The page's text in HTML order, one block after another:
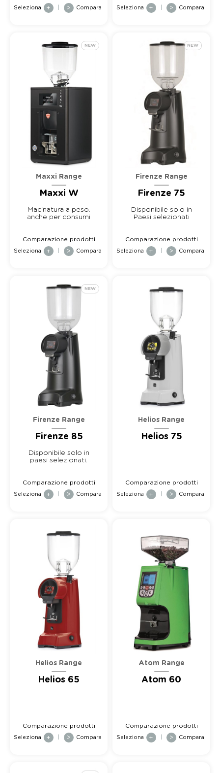
Seleziona + > Compara Seleziona + > Compara
NEW
Maxxi Range
Maxxi W
Macinatura a peso,
anche per consumi
Comparazione prodotti
Seleziona + > Compara
NEW
Firenze Range
Firenze 75
Disponibile solo in
Paesi selezionati
Comparazione prodotti
Seleziona + > Compara
NEW
Firenze Range
Firenze 85
Disponibile solo in
paesi selezionati.
Comparazione prodotti
Seleziona + > Compara
Helios Range
Helios 75
Comparazione prodotti
Seleziona + > Compara
Helios Range
Helios 65
Comparazione prodotti
Seleziona + > Compara
Atom Range
Atom 60
Comparazione prodotti
Seleziona + > Compara